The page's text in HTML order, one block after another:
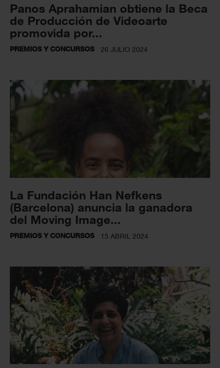
Panos Aprahamian obtiene la Beca
de Producción de Videoarte
promovida por...
PREMIOS Y CONCURSOS 26 JULIO 2024
La Fundación Han Nefkens
(Barcelona) anuncia la ganadora
del Moving Image...
PREMIOS Y CONCURSOS 15 ABRIL 2024